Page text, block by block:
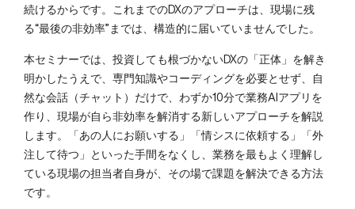
続けるからです。これまでのDXのアプローチは、現場に残
る“最後の非効率”までは、構造的に届いていませんでした。
本セミナーでは、投資しても根づかないDXの「正体」を解き
明かしたうえで、専門知識やコーディングを必要とせず、自
然な会話（チャット）だけで、わずか10分で業務AIアプリを
作り、現場が自ら非効率を解消する新しいアプローチを解説
します。「あの人にお願いする」「情シスに依頼する」「外
注して待つ」といった手間をなくし、業務を最もよく理解し
ている現場の担当者自身が、その場で課題を解決できる方法
です。